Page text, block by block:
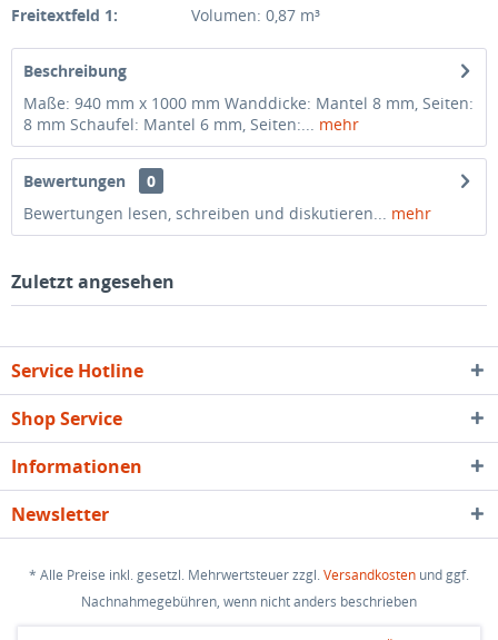
Freitextfeld 1:
Volumen: 0,87 m³
Beschreibung
Maße: 940 mm x 1000 mm Wanddicke: Mantel 8 mm, Seiten:
8 mm Schaufel: Mantel 6 mm, Seiten:... mehr
Bewertungen
0
Bewertungen lesen, schreiben und diskutieren... mehr
Zuletzt angesehen
Service Hotline
Shop Service
Informationen
Newsletter
* Alle Preise inkl. gesetzl. Mehrwertsteuer zzgl.Versandkosten und ggf.
Nachnahmegebühren, wenn nicht anders beschrieben